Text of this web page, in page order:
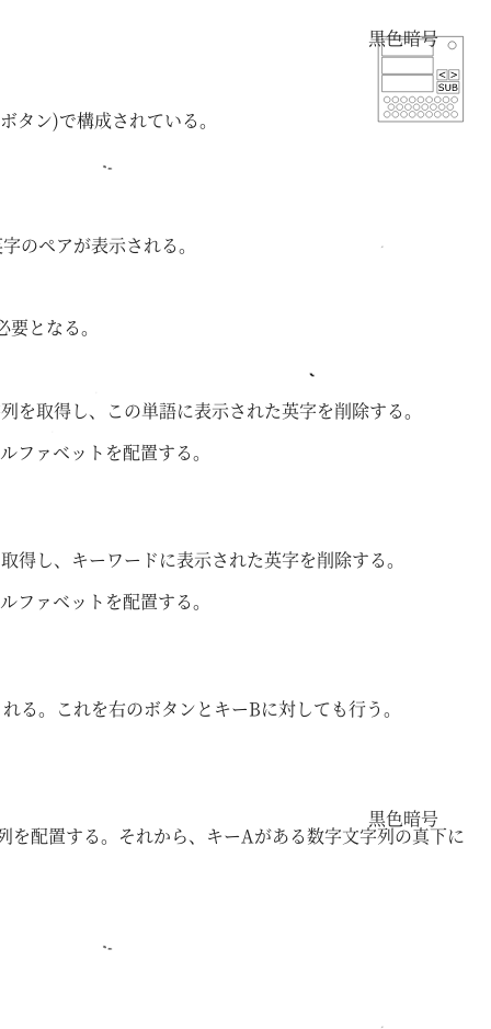
黒色暗号
タン)で構成されている。
のペアが表示される。
となる。
取得し、この単語に表示された英字を削除する。
ァベットを配置する。
し、キーワードに表示された英字を削除する。
ァベットを配置する。
。これを右のボタンとキーBに対しても行う。
黒色暗号
配置する。それから、キーAがある数字文字列の真下に